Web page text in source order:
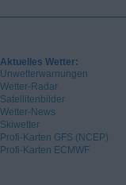
Aktuelles Wetter:
Unwetterwarnungen
Wetter-Radar
Satellitenbilder
Wetter-News
Skiwetter
Profi-Karten GFS (NCEP)
Profi-Karten ECMWF